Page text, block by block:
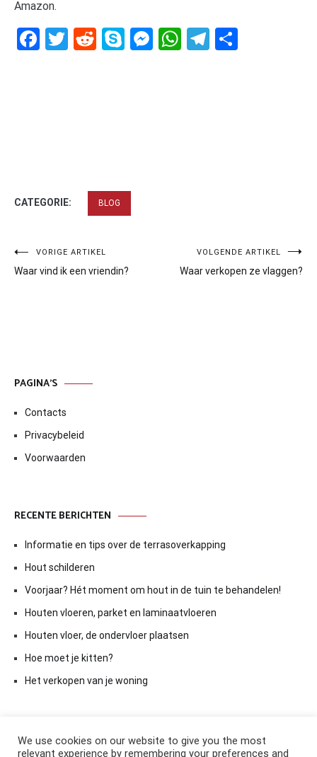
Amazon.
Facebook
Twitter
RedditSkypeMessenger
WhatsApp
Telegram
CATEGORIE: BLOG
Bericht
navigatie
VORIGE ARTIKEL
Waar vind ik een vriendin?
VOLGENDE ARTIKEL
Waar verkopen ze vlaggen?
PAGINA’S
Contacts
Privacybeleid
Voorwaarden
RECENTE BERICHTEN
Informatie en tips over de terrasoverkapping
Hout schilderen
Voorjaar? Hét moment om hout in de tuin te behandelen!
Houten vloeren, parket en laminaatvloeren
Houten vloer, de ondervloer plaatsen
Hoe moet je kitten?
Het verkopen van je woning
We use cookies on our website to give you the most
relevant experience by remembering your preferences and